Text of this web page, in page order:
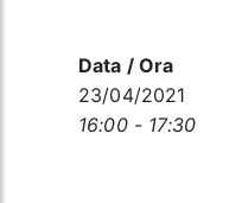
Data / Ora
23/04/2021
16:00 - 17:30